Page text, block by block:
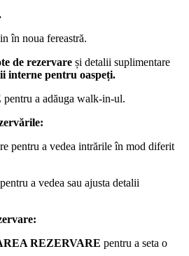
în noua fereastră.
de rezervare și detalii suplimentare
interne pentru oaspeți.
pentru a adăuga walk-in-ul.
pentru a vedea intrările în mod diferit
a vedea sau ajusta detalii
REZERVARE pentru a seta o